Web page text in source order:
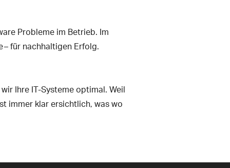
Probleme im Betrieb. Im
für nachhaltigen Erfolg.
Ihre IT-Systeme optimal. Weil
immer klar ersichtlich, was wo